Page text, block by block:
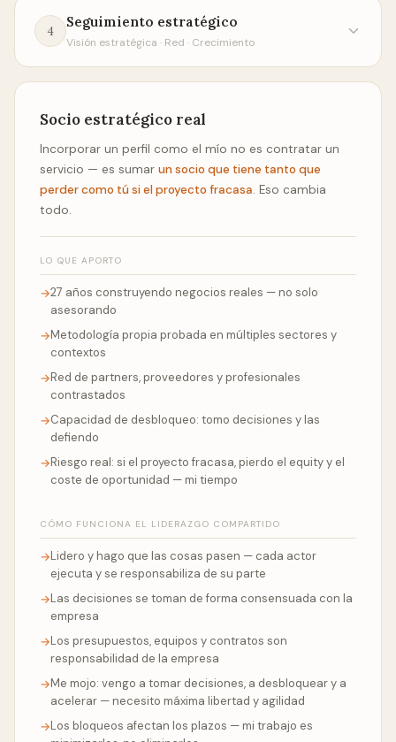
4
Seguimiento estratégico
Visión estratégica · Red · Crecimiento
Socio estratégico real
Incorporar un perfil como el mío no es contratar un
servicio — es sumar un socio que tiene tanto que
perder como tú si el proyecto fracasa. Eso cambia
todo.
LO QUE APORTO
→27 años construyendo negocios reales — no solo
asesorando
→Metodología propia probada en múltiples sectores y
contextos
→Red de partners, proveedores y profesionales
contrastados
→Capacidad de desbloqueo: tomo decisiones y las
defiendo
→Riesgo real: si el proyecto fracasa, pierdo el equity y el
coste de oportunidad — mi tiempo
CÓMO FUNCIONA EL LIDERAZGO COMPARTIDO
→Lidero y hago que las cosas pasen — cada actor
ejecuta y se responsabiliza de su parte
→Las decisiones se toman de forma consensuada con la
empresa
→Los presupuestos, equipos y contratos son
responsabilidad de la empresa
→Me mojo: vengo a tomar decisiones, a desbloquear y a
acelerar — necesito máxima libertad y agilidad
→Los bloqueos afectan los plazos — mi trabajo es